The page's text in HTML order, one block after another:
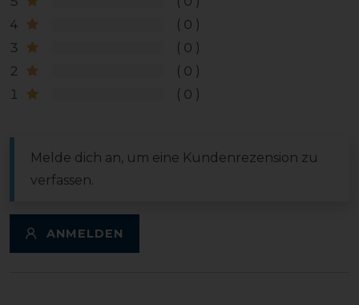
4
0
3
0
2
0
1
0
Melde dich an, um eine Kundenrezension zu
verfassen.
ANMELDEN